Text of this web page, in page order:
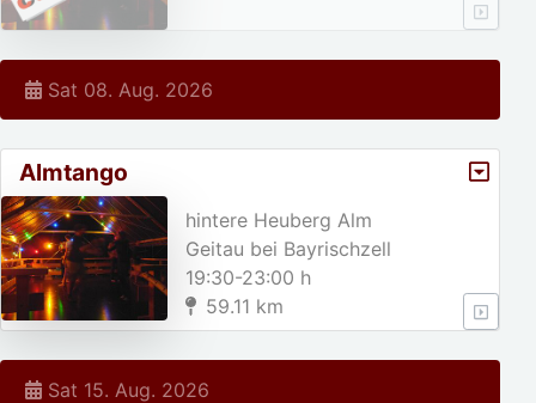
Sat 08. Aug. 2026
Almtango
hintere Heuberg Alm
Geitau bei Bayrischzell
19:30-23:00 h
59.11 km
Sat 15. Aug. 2026